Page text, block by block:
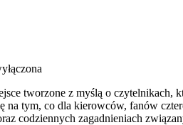
tworzone z myślą o
tym, co dla kierowców, fanów
codziennych zagadnieniach